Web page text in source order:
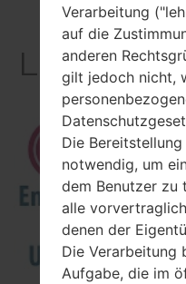
Verarbeitung
auf die
anderen
gilt jedoch nicht,
Die
notwendig, um
dem Benutzer
alle
denen der
Die Verarbeitung
Aufgabe, die im